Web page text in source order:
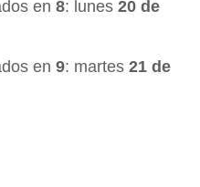
en 8: lunes 20 de
en 9: martes 21 de